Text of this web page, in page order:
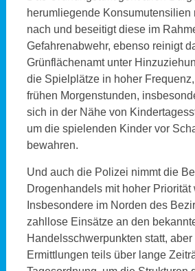
herumliegende Konsumutensilien
nach und beseitigt diese im
Gefahrenabwehr, ebenso reinigt
Grünflächenamt unter
die Spielplätze in hoher
frühen Morgenstunden,
sich in der Nähe von
um die spielenden Kinder vor
bewahren.
Und auch die Polizei nimmt die
Drogenhandels mit hoher Priorität
Insbesondere im Norden des
zahllose Einsätze an den
Handelsschwerpunkten statt,
Ermittlungen teils über lange